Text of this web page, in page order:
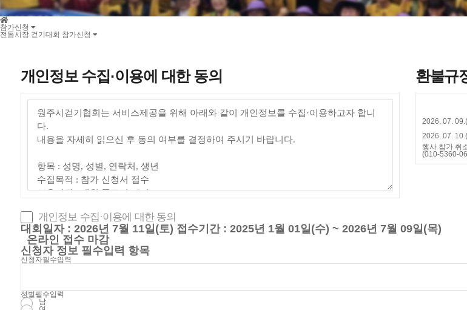
전통시장 걷기대회 참가신청
전통시장 걷기대회 신청조회
참가신청
전통시장 걷기대회 참가신청
개인정보 수집·이용에 대한 동의
개인정보 수집·이용에 대한 동의
환불규
2026. 07.
2026. 07.
행사 참가 취
(010-5360-
대회일자 : 2026년 7월 11일(토) 접수기간 : 2025년 1월 01일(수) ~ 2026년 7월 09일(목)
온라인 접수 마감
신청자 정보 필수입력 항목
신청자필수입력
성별 필수입력
남